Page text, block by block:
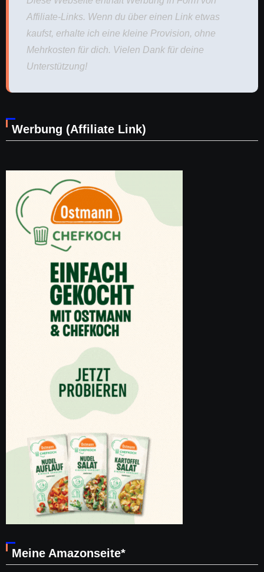
Affiliate-Links. Wenn du über einen Link etwas
kaufst, erhalte ich eine kleine Provision, ohne
Mehrkosten für dich. Vielen Dank für deine
Unterstützung!
Werbung (Affiliate Link)
Meine Amazonseite*